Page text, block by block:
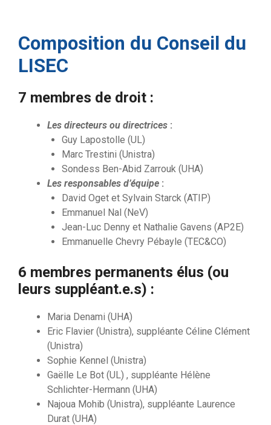
Composition du Conseil du
LISEC
7 membres de droit :
Les directeurs ou directrices :
Guy Lapostolle (UL)
Marc Trestini (Unistra)
Sondess Ben-Abid Zarrouk (UHA)
Les responsables d’équipe :
David Oget et Sylvain Starck (ATIP)
Emmanuel Nal (NeV)
Jean-Luc Denny et Nathalie Gavens (AP2E)
Emmanuelle Chevry Pébayle (TEC&CO)
6 membres permanents élus (ou
leurs suppléant.e.s) :
Maria Denami (UHA)
Eric Flavier (Unistra), suppléante Céline Clément
(Unistra)
Sophie Kennel (Unistra)
Gaëlle Le Bot (UL) , suppléante Hélène
Schlichter-Hermann (UHA)
Najoua Mohib (Unistra), suppléante Laurence
Durat (UHA)